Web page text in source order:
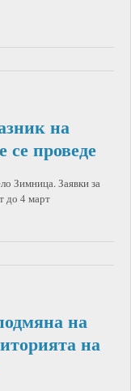
на
проведе
Зимница. Заявки за
до 4 март
на
на